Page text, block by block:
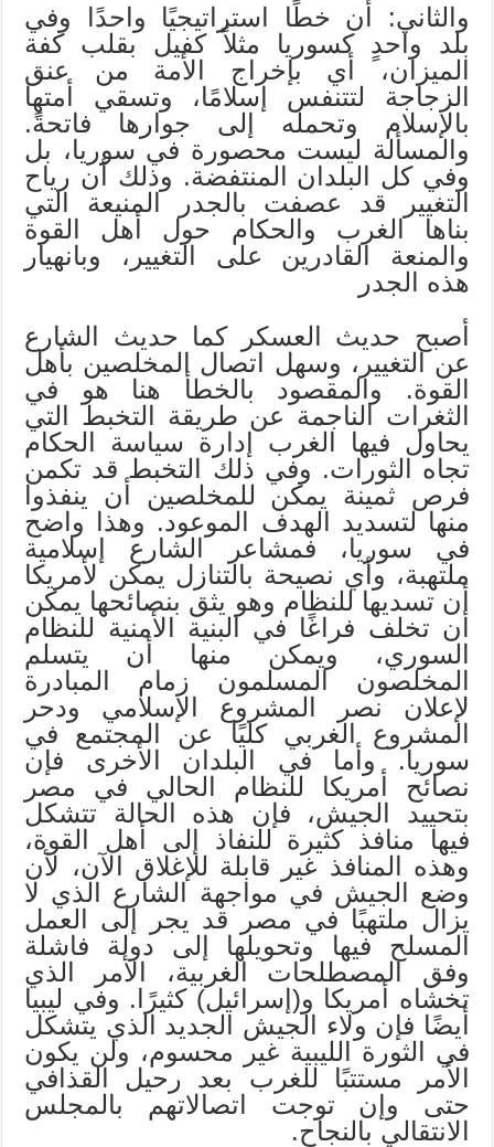
والثاني: أن خطًا استراتيجيًا واحدًا وفي
بلد واحدٍ كسوريا مثلاً كفيل بقلب كفة
الميزان، أي بإخراج الأمة من عنق
الزجاجة لتتنفس إسلامًا، وتسقي أمتها
بالإسلام وتحمله إلى جوارها فاتحةً.
والمسألة ليست محصورة في سوريا، بل
وفي كل البلدان المنتفضة. وذلك أن رياح
التغيير قد عصفت بالجدر المنيعة التي
بناها الغرب والحكام حول أهل القوة
والمنعة القادرين على التغيير، وبانهيار
هذه الجدر
أصبح حديث العسكر كما حديث الشارع
عن التغيير، وسهل اتصال المخلصين بأهل
القوة. والمقصود بالخطأ هنا هو في
الثغرات الناجمة عن طريقة التخبط التي
يحاول فيها الغرب إدارة سياسة الحكام
تجاه الثورات. وفي ذلك التخبط قد تكمن
فرص ثمينة يمكن للمخلصين أن ينفذوا
منها لتسديد الهدف الموعود. وهذا واضح
في سوريا، فمشاعر الشارع إسلامية
ملتهبة، وأي نصيحة بالتنازل يمكن لأمريكا
أن تسديها للنظام وهو يثق بنصائحها يمكن
أن تخلف فراغًا في البنية الأمنية للنظام
السوري، ويمكن منها أن يتسلم
المخلصون المسلمون زمام المبادرة
لإعلان نصر المشروع الإسلامي ودحر
المشروع الغربي كليًا عن المجتمع في
سوريا. وأما في البلدان الأخرى فإن
نصائح أمريكا للنظام الحالي في مصر
بتحييد الجيش، فإن هذه الحالة تتشكل
فيها منافذ كثيرة للنفاذ إلى أهل القوة،
وهذه المنافذ غير قابلة للإغلاق الآن، لأن
وضع الجيش في مواجهة الشارع الذي لا
يزال ملتهبًا في مصر قد يجر إلى العمل
المسلح فيها وتحويلها إلى دولة فاشلة
وفق المصطلحات الغربية، الأمر الذي
تخشاه أمريكا و(إسرائيل) كثيرًا. وفي ليبيا
أيضًا فإن ولاء الجيش الجديد الذي يتشكل
في الثورة الليبية غير محسوم، ولن يكون
الأمر مستتبًا للغرب بعد رحيل القذافي
حتى وإن توجت اتصالاتهم بالمجلس
الانتقالي بالنجاح.